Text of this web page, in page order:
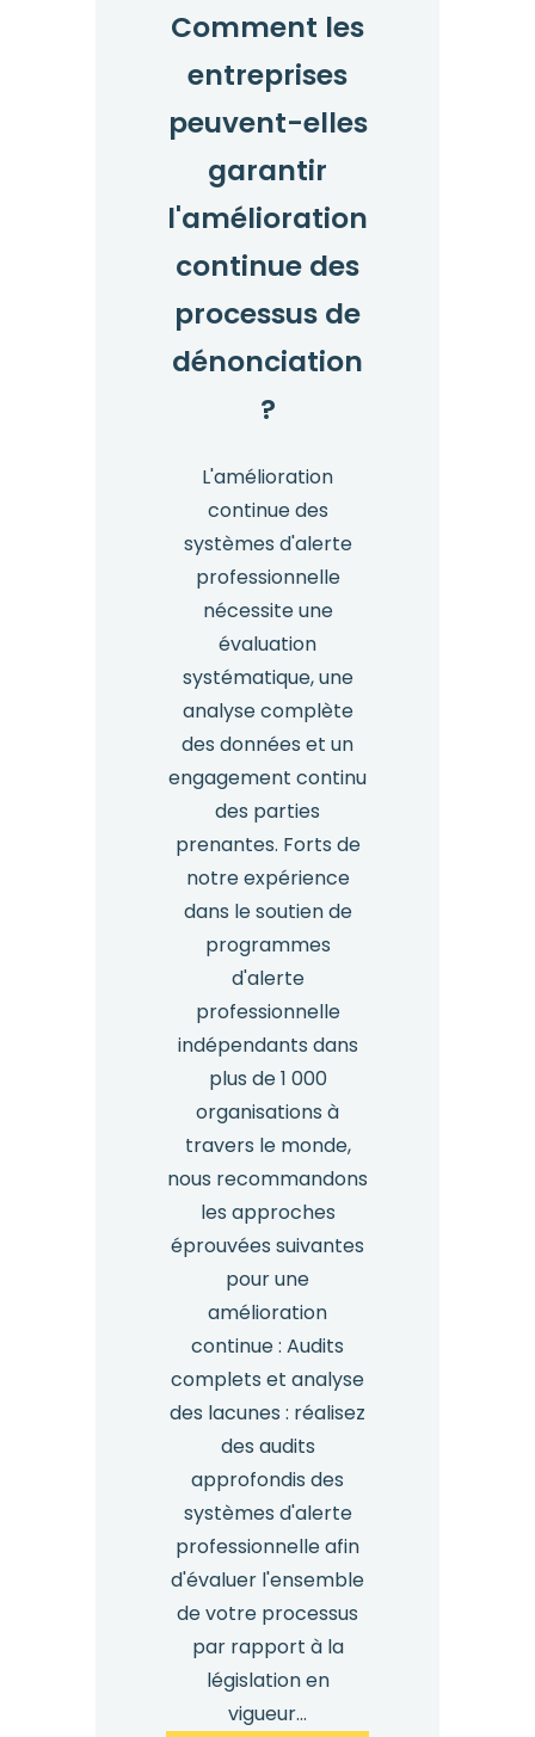
Comment les
entreprises
peuvent-elles
garantir
l'amélioration
continue des
processus de
dénonciation
?
L'amélioration
continue des
systèmes d'alerte
professionnelle
nécessite une
évaluation
systématique, une
analyse complète
des données et un
engagement continu
des parties
prenantes. Forts de
notre expérience
dans le soutien de
programmes
d'alerte
professionnelle
indépendants dans
plus de 1 000
organisations à
travers le monde,
nous recommandons
les approches
éprouvées suivantes
pour une
amélioration
continue : Audits
complets et analyse
des lacunes : réalisez
des audits
approfondis des
systèmes d'alerte
professionnelle afin
d'évaluer l'ensemble
de votre processus
par rapport à la
législation en
vigueur...